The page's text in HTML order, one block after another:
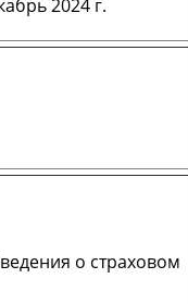
2024 г.
о страховом